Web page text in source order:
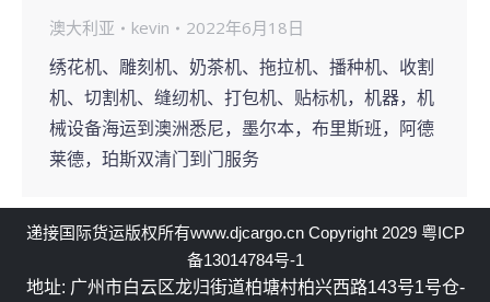
澳大利亚 kevin 2022年6月18日
绣花机、雕刻机、奶茶机、拖拉机、播种机、收割
机、切割机、缝纫机、打包机、贴标机，机器，机
械设备海运到澳洲悉尼，墨尔本，布里斯班，阿德
莱德，珀斯双清门到门服务
递接国际货运版权所有www.djcargo.cnCopyright 2029 粤ICP
备13014784号-1
地址: 广州市白云区龙归街道柏塘村柏兴西路143号1号仓-